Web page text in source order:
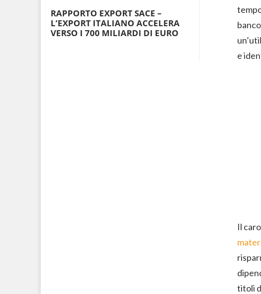
e
Il
titoli
RAPPORTO EXPORT SACE –
L’EXPORT ITALIANO ACCELERA
VERSO I 700 MILIARDI DI EURO